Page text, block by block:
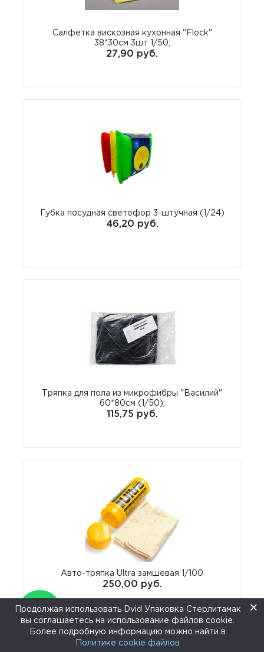
Салфетка вискозная кухонная "Flock"
38*30см 3шт 1/50;
27,90 руб.
Губка посудная светофор 3-штучная (1/24)
46,20 руб.
Тряпка для пола из микрофибры "Василий"
60*80см (1/50);
115,75 руб.
Авто-тряпка Ultra замшевая 1/100
250,00 руб.
Продолжая использовать Dvid Упаковка Стерлитамак
вы соглашаетесь на использование файлов cookie.
Более подробную информацию можно найти в
Политике cookie файлов
×